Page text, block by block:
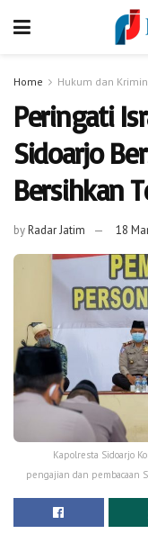
Home Hukum dan
Peringati
Sidoarjo
Bersihkan
byRadar Jatim 18
Kapolresta Sidoarjo
pengajian dan pembacaan